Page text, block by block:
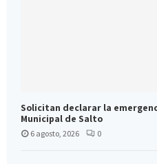
Solicitan declarar la
Municipal de Salto
6 agosto, 2026 0